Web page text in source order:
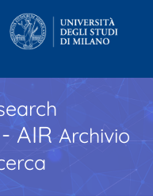
- AIR Archivio